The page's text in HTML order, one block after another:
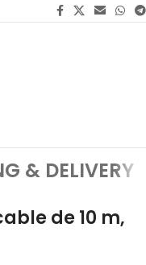
& DELIVERY
de 10 m,